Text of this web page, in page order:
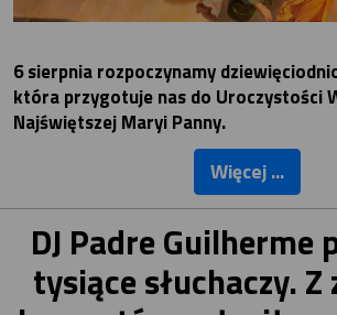
6 sierpnia rozpoczynamy
która przygotuje nas do Uroczystości
Najświętszej Maryi Panny.
Więcej ...
DJ Padre Guilherme
tysiące słuchaczy. Z